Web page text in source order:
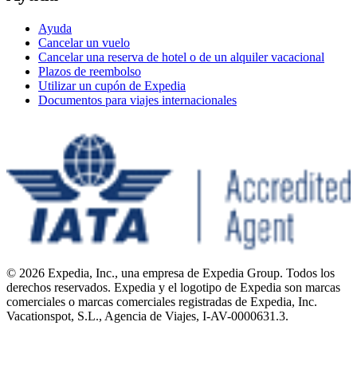
Ayuda
Cancelar un vuelo
Cancelar una reserva de hotel o de un alquiler vacacional
Plazos de reembolso
Utilizar un cupón de Expedia
Documentos para viajes internacionales
© 2026 Expedia, Inc., una empresa de Expedia Group. Todos los
derechos reservados. Expedia y el logotipo de Expedia son marcas
comerciales o marcas comerciales registradas de Expedia, Inc.
Vacationspot, S.L., Agencia de Viajes, I-AV-0000631.3.